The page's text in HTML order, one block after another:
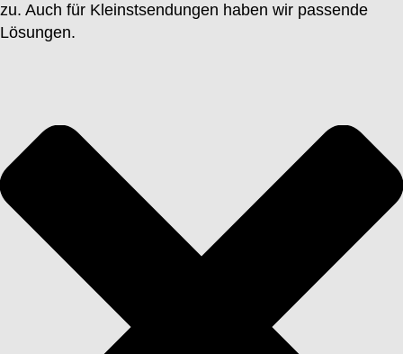
zu. Auch für Kleinstsendungen haben wir passende
Lösungen.
ONLINE OFFERTE ANFRAGEN
Welche Dienstleistung möchten Sie bestellen?
Allgemeine Angaben zum Auftrag